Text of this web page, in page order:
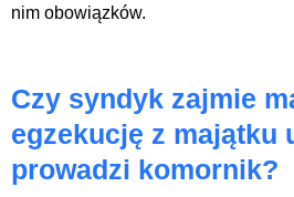
nim obowiązków.
Czy syndyk zajmie
egzekucję z majątku
prowadzi komornik?